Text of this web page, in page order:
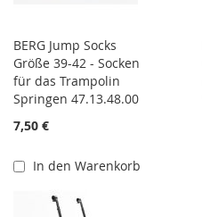
BERG Jump Socks
Größe 39-42 - Socken
für das Trampolin
Springen 47.13.48.00
7,50 €
In den Warenkorb